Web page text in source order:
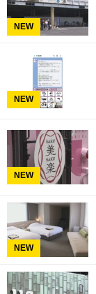
NEW
NEW
NEW
NEW